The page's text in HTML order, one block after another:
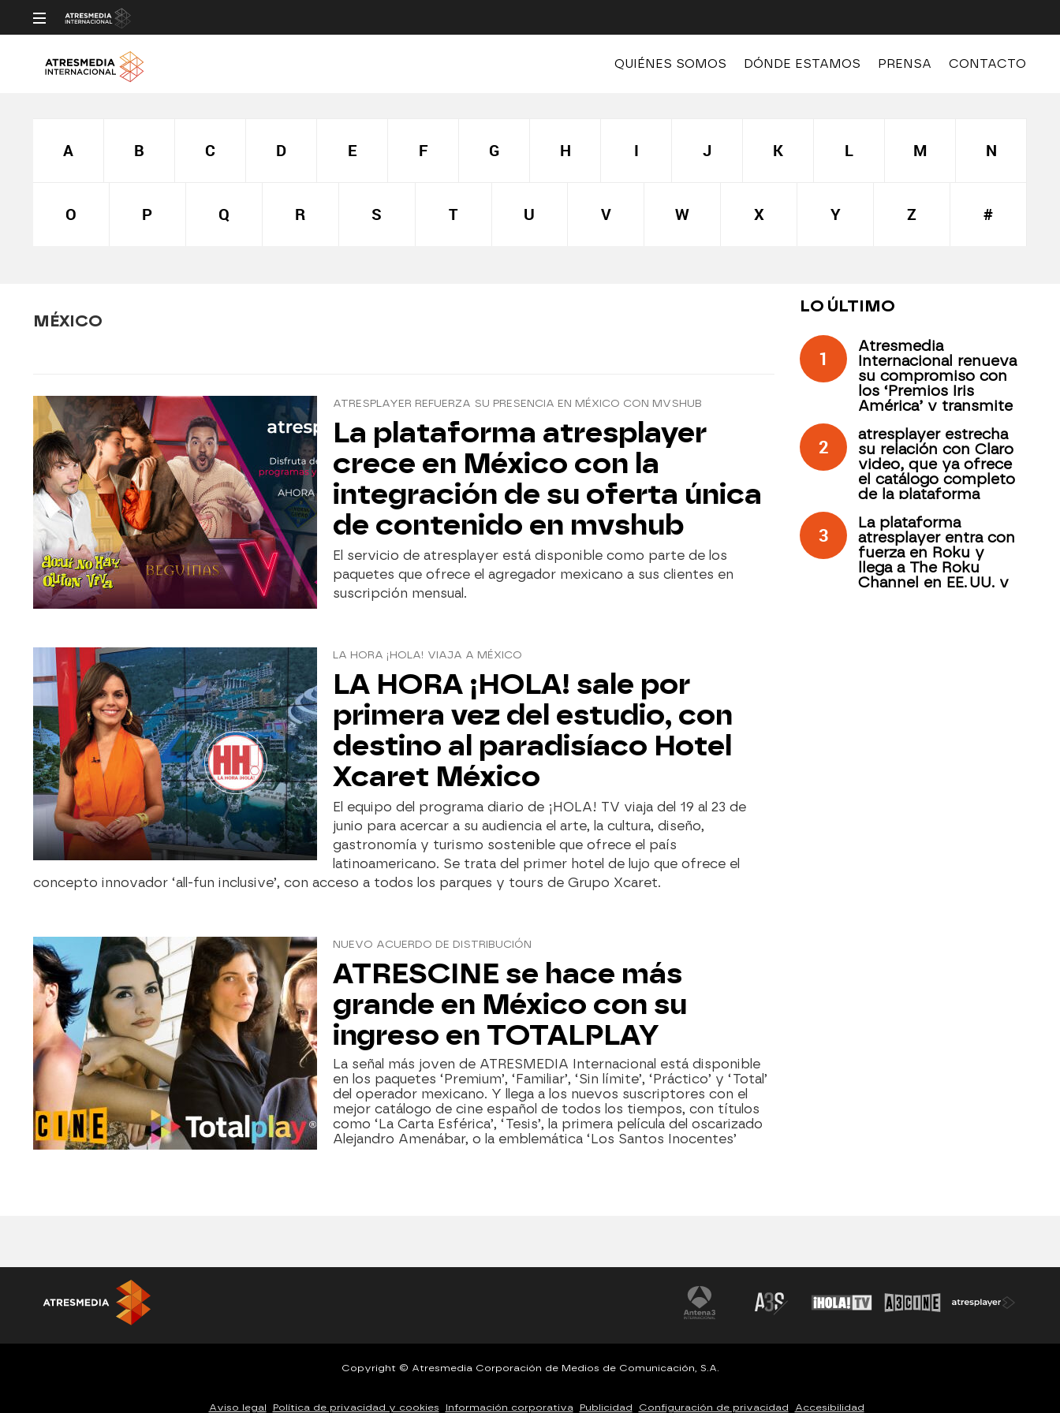
QUIÉNES SOMOS DÓNDE ESTAMOS PRENSA CONTACTO
A B C D E F G H I J K L M N
O P Q R S T U V W X Y Z #
MÉXICO
ATRESPLAYER REFUERZA SU PRESENCIA EN MÉXICO CON MVSHUB
La plataforma atresplayer
crece en México con la
integración de su oferta única
de contenido en mvshub
El servicio de atresplayer está disponible como parte de los
paquetes que ofrece el agregador mexicano a sus clientes en
suscripción mensual.
LA HORA ¡HOLA! VIAJA A MÉXICO
LA HORA ¡HOLA! sale por
primera vez del estudio, con
destino al paradisíaco Hotel
Xcaret México
El equipo del programa diario de ¡HOLA! TV viaja del 19 al 23 de
junio para acercar a su audiencia el arte, la cultura, diseño,
gastronomía y turismo sostenible que ofrece el país
latinoamericano. Se trata del primer hotel de lujo que ofrece el
concepto innovador ‘all-fun inclusive’, con acceso a todos los parques y tours de Grupo Xcaret.
NUEVO ACUERDO DE DISTRIBUCIÓN
ATRESCINE se hace más
grande en México con su
ingreso en TOTALPLAY
La señal más joven de ATRESMEDIA Internacional está disponible
en los paquetes ‘Premium’, ‘Familiar’, ‘Sin límite’, ‘Práctico’ y ‘Total’
del operador mexicano. Y
llega a los nuevos suscriptores con el
mejor catálogo de cine español de todos los tiempos, con títulos
como ‘La Carta Esférica’, ‘Tesis’, la primera película del oscarizado
Alejandro Amenábar, o la emblemática ‘Los Santos Inocentes’
LO ÚLTIMO
1
Atresmedia
Internacional renueva
su compromiso con
los ‘Premios Iris
América’ y transmite
Antigua Guatemala a
través de atresplayer
2
atresplayer estrecha
su relación con Claro
video, que ya ofrece
el catálogo completo
de la plataforma
3
La plataforma
atresplayer entra con
fuerza en Roku y
llega a The Roku
Channel en EE. UU. y
Copyright © Atresmedia Corporación de Medios de Comunicación, S.A.
Aviso legal Política de privacidad y cookies Información corporativa Publicidad Configuración de privacidad Accesibilidad